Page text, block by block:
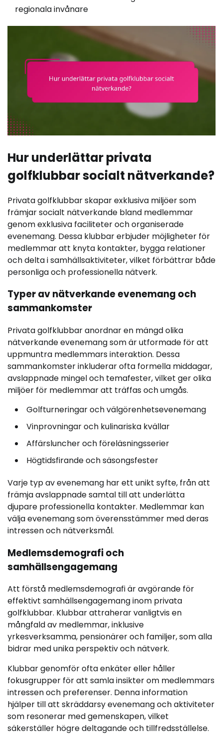
regionala invånare
Hur underlättar privata
golfklubbar socialt nätverkande?
Privata golfklubbar skapar exklusiva miljöer som
främjar socialt nätverkande bland medlemmar
genom exklusiva faciliteter och organiserade
evenemang. Dessa klubbar erbjuder möjligheter för
medlemmar att knyta kontakter, bygga relationer
och delta i samhällsaktiviteter, vilket förbättrar både
personliga och professionella nätverk.
Typer av nätverkande evenemang och
sammankomster
Privata golfklubbar anordnar en mängd olika
nätverkande evenemang som är utformade för att
uppmuntra medlemmars interaktion. Dessa
sammankomster inkluderar ofta formella middagar,
avslappnade mingel och temafester, vilket ger olika
miljöer för medlemmar att träffas och umgås.
Golfturneringar och välgörenhetsevenemang
Vinprovningar och kulinariska kvällar
Affärsluncher och föreläsningsserier
Högtidsfirande och säsongsfester
Varje typ av evenemang har ett unikt syfte, från att
främja avslappnade samtal till att underlätta
djupare professionella kontakter. Medlemmar kan
välja evenemang som överensstämmer med deras
intressen och nätverksmål.
Medlemsdemografi och
samhällsengagemang
Att förstå medlemsdemografi är avgörande för
effektivt samhällsengagemang inom privata
golfklubbar. Klubbar attraherar vanligtvis en
mångfald av medlemmar, inklusive
yrkesverksamma, pensionärer och familjer, som alla
bidrar med unika perspektiv och nätverk.
Klubbar genomför ofta enkäter eller håller
fokusgrupper för att samla insikter om medlemmars
intressen och preferenser. Denna information
hjälper till att skräddarsy evenemang och aktiviteter
som resonerar med gemenskapen, vilket
säkerställer högre deltagande och tillfredsställelse.